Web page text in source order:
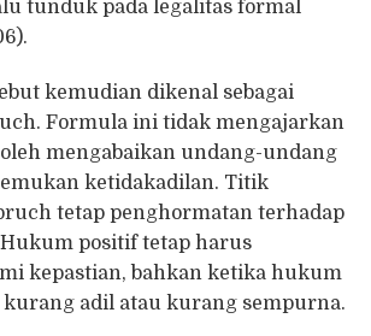
tunduk pada legalitas formal
kemudian dikenal sebagai
Formula ini tidak mengajarkan
mengabaikan undang-undang
ketidakadilan. Titik
tetap penghormatan terhadap
positif tetap harus
kepastian, bahkan ketika hukum
kurang adil atau kurang sempurna.